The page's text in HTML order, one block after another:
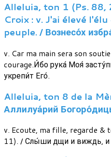
Alleluia, ton 1 (Ps. 88,
Croix : v. J'ai élevé
peuple. / Вознесо́х
v. Car ma main sera son
courage.И́бо рука́ Моя́
укрепи́т Его́.
Alleluia, ton 8 de la
Аллилуа́рий
v. Ecoute, ma fille, regarde &
11). / Слы́ши дщи и виждь, и